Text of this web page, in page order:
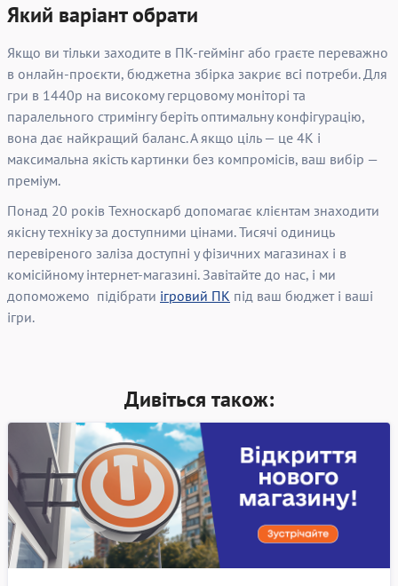
Який варіант обрати
Якщо ви тільки заходите в ПК-геймінг або граєте переважно
в онлайн-проєкти, бюджетна збірка закриє всі потреби. Для
гри в 1440p на високому герцовому моніторі та
паралельного стримінгу беріть оптимальну конфігурацію,
вона дає найкращий баланс. А якщо ціль — це 4K і
максимальна якість картинки без компромісів, ваш вибір —
преміум.
Понад 20 років Техноскарб допомагає клієнтам знаходити
якісну техніку за доступними цінами. Тисячі одиниць
перевіреного заліза доступні у фізичних магазинах і в
комісійному інтернет-магазині. Завітайте до нас, і ми
допоможемо підібрати ігровий ПК під ваш бюджет і ваші
ігри.
Дивіться також: